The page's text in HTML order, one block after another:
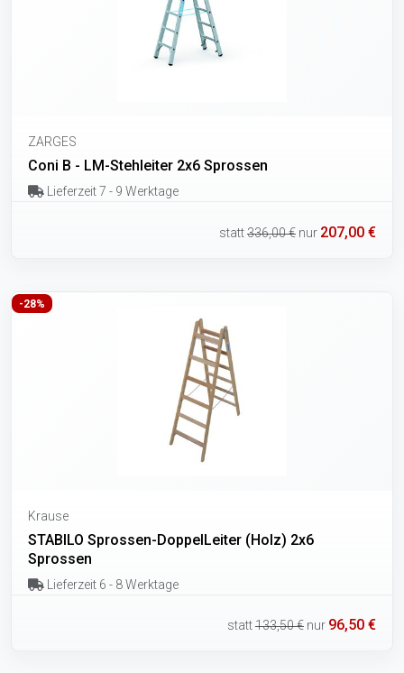
ZARGES
Coni B - LM-Stehleiter 2x6 Sprossen
Lieferzeit 7 - 9 Werktage
statt336,00 € nur 207,00 €
-28%
Krause
STABILO Sprossen-DoppelLeiter (Holz) 2x6
Sprossen
Lieferzeit 6 - 8 Werktage
statt133,50 € nur 96,50 €